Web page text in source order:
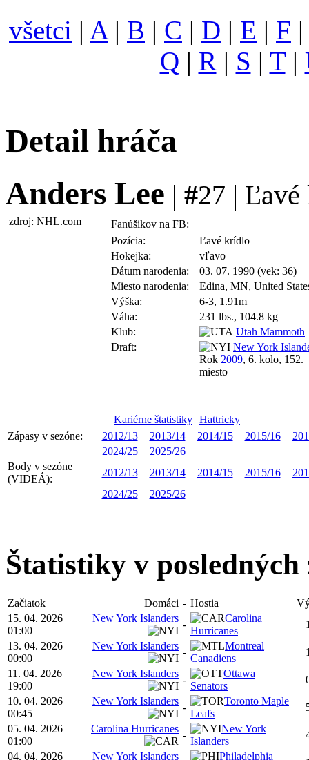
všetci | A| B | C | D | E | F
Q | R| S | T|
Detail hráča
Anders Lee | #27 |
zdroj: NHL.com
Fanúšikov na FB:
Pozícia:
Ľavé krídlo
Hokejka:
vľavo
Dátum narodenia:
03. 07. 1990 (vek: 36)
Miesto narodenia:
Edina, MN, United
Výška:
6-3, 1.91m
Váha:
231 lbs., 104.8 kg
Klub:
Utah Mammoth
Draft:
New York
Rok 2009, 6. kolo, 152.
miesto
Kariérne štatistiky Hattricky
Zápasy v sezóne:
2012/13 2013/14 2014/15 2015/16
2024/25
2025/26
Body v sezóne
(VIDEÁ):
2012/13 2013/14 2014/15 2015/16
2024/25
2025/26
Štatistiky v posledných
Začiatok Domáci - Hostia
15. 04. 2026
01:00
New York Islanders
-
Carolina
Hurricanes
13. 04. 2026
00:00
New York Islanders
-
Montreal
Canadiens
11. 04. 2026
19:00
New York Islanders
-
Ottawa
Senators
10. 04. 2026
00:45
New York Islanders
-
Toronto Maple
Leafs
05. 04. 2026
01:00
Carolina Hurricanes
-
New York
Islanders
04. 04. 2026
New York Islanders Philadelphia